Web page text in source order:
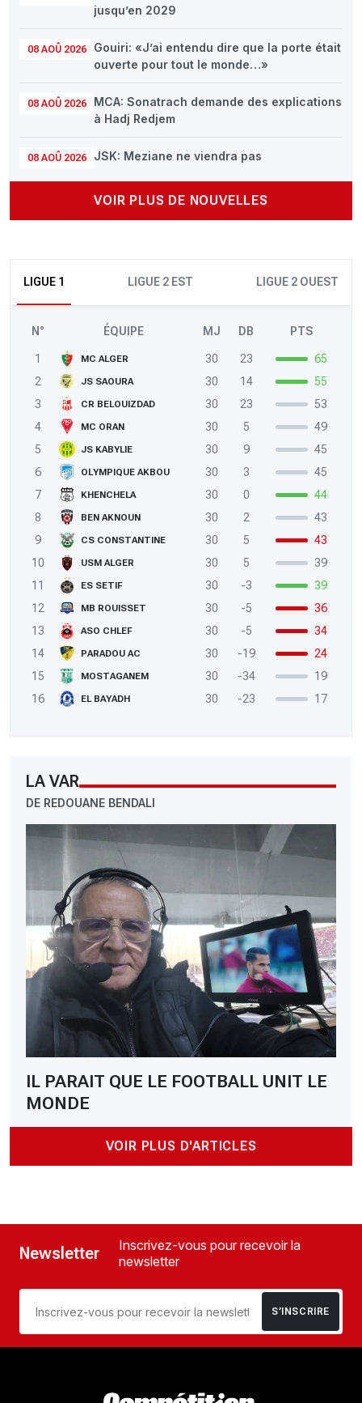
jusqu’en 2029
08 AOÛ 2026
Gouiri: «J’ai entendu dire que la porte était
ouverte pour tout le monde…»
08 AOÛ 2026
MCA: Sonatrach demande des explications
à Hadj Redjem
08 AOÛ 2026 JSK: Meziane ne viendra pas
VOIR PLUS DE NOUVELLES
LIGUE 1 LIGUE 2 EST LIGUE 2 OUEST
N° ÉQUIPE MJ DB PTS
1 MC ALGER 30 23
65
2
JS SAOURA 30 14
55
3
CR BELOUIZDAD 30 23
53
4
MC ORAN 30 5
49
5
JS KABYLIE 30 9
45
6
OLYMPIQUE AKBOU 30 3
45
7
KHENCHELA 30 0
44
8
BEN AKNOUN 30 2
43
9
CS CONSTANTINE 30 5
43
10
USM ALGER 30 5
39
11
ES SETIF 30 -3
39
12
MB ROUISSET 30 -5
36
13
ASO CHLEF 30 -5
34
14
PARADOU AC 30 -19
24
15
MOSTAGANEM 30 -34
19
16
EL BAYADH 30 -23 17
LA VAR
DE REDOUANE BENDALI
IL PARAIT QUE LE FOOTBALL UNIT LE
MONDE
VOIR PLUS D'ARTICLES
Newsletter
Inscrivez-vous pour recevoir la
newsletter
S’INSCRIRE